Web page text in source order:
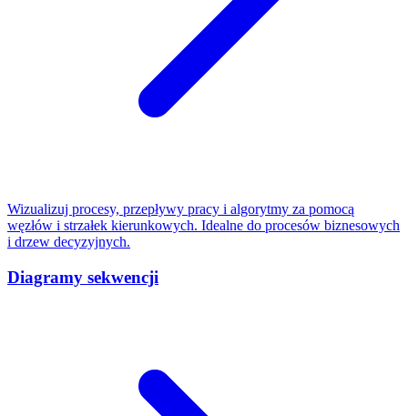
Wizualizuj procesy, przepływy pracy i algorytmy za pomocą
węzłów i strzałek kierunkowych. Idealne do procesów biznesowych
i drzew decyzyjnych.
Diagramy sekwencji